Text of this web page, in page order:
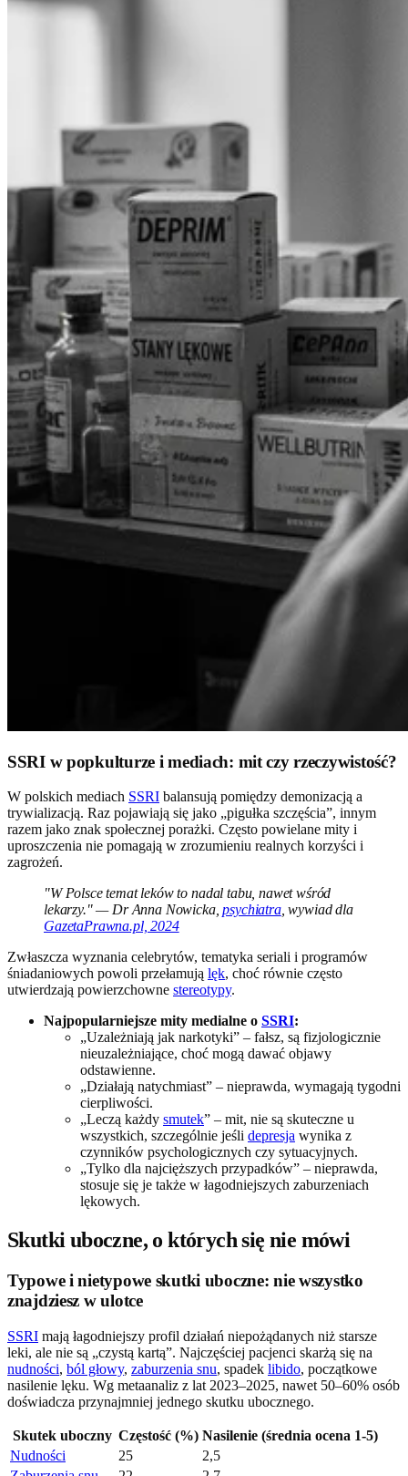
SSRI w popkulturze i mediach: mit czy rzeczywistość?
W polskich mediach SSRI balansują pomiędzy demonizacją a
trywializacją. Raz pojawiają się jako „pigułka szczęścia”, innym
razem jako znak społecznej porażki. Często powielane mity i
uproszczenia nie pomagają w zrozumieniu realnych korzyści i
zagrożeń.
"W Polsce temat leków to nadal tabu, nawet wśród
lekarzy." — Dr Anna Nowicka,psychiatra, wywiad dla
GazetaPrawna.pl, 2024
Zwłaszcza wyznania celebrytów, tematyka seriali i programów
śniadaniowych powoli przełamują lęk, choć równie często
utwierdzają powierzchowne stereotypy.
Najpopularniejsze mity medialne o SSRI:
„Uzależniają jak narkotyki” – fałsz, są fizjologicznie
nieuzależniające, choć mogą dawać objawy
odstawienne.
„Działają natychmiast” – nieprawda, wymagają tygodni
cierpliwości.
„Leczą każdy smutek” – mit, nie są skuteczne u
wszystkich, szczególnie jeśli depresja wynika z
czynników psychologicznych czy sytuacyjnych.
„Tylko dla najcięższych przypadków” – nieprawda,
stosuje się je także w łagodniejszych zaburzeniach
lękowych.
Skutki uboczne, o których się nie mówi
Typowe i nietypowe skutki uboczne: nie wszystko
znajdziesz w ulotce
SSRI mają łagodniejszy profil działań niepożądanych niż starsze
leki, ale nie są „czystą kartą”. Najczęściej pacjenci skarżą się na
nudności, ból głowy, zaburzenia snu, spadek libido, początkowe
nasilenie lęku. Wg metaanaliz z lat 2023–2025, nawet 50–60% osób
doświadcza przynajmniej jednego skutku ubocznego.
Skutek uboczny Częstość (%) Nasilenie (średnia ocena 1-5)
Nudności
25
2,5